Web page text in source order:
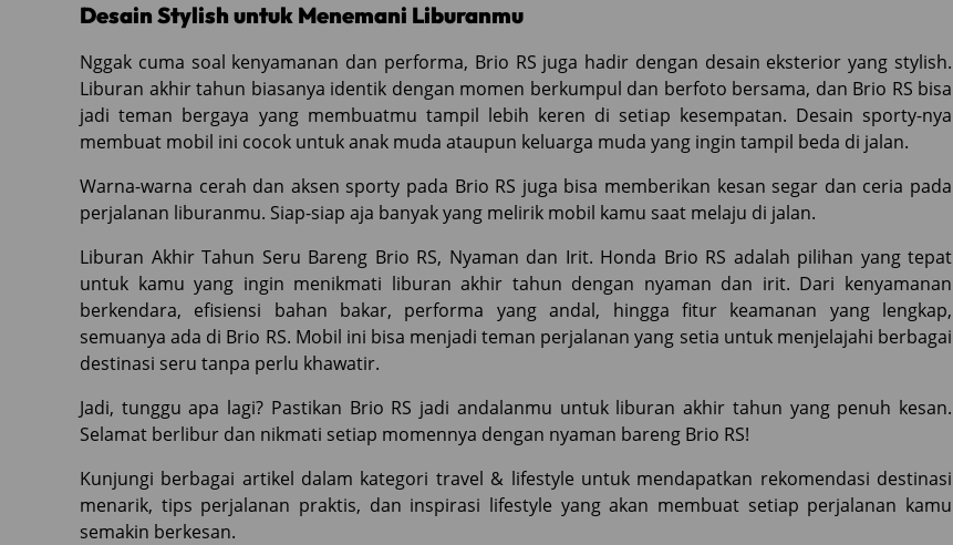
Desain Stylish untuk Menemani Liburanmu
Nggak cuma soal kenyamanan dan performa, Brio RS juga hadir dengan desain eksterior yang stylish.
Liburan akhir tahun biasanya identik dengan momen berkumpul dan berfoto bersama, dan Brio RS bisa
jadi teman bergaya yang membuatmu tampil lebih keren di setiap kesempatan. Desain sporty-nya
membuat mobil ini cocok untuk anak muda ataupun keluarga muda yang ingin tampil beda di jalan.
Warna-warna cerah dan aksen sporty pada Brio RS juga bisa memberikan kesan segar dan ceria pada
perjalanan liburanmu. Siap-siap aja banyak yang melirik mobil kamu saat melaju di jalan.
Liburan Akhir Tahun Seru Bareng Brio RS, Nyaman dan Irit. Honda Brio RS adalah pilihan yang tepat
untuk kamu yang ingin menikmati liburan akhir tahun dengan nyaman dan irit. Dari kenyamanan
berkendara, efisiensi bahan bakar, performa yang andal, hingga fitur keamanan yang lengkap,
semuanya ada di Brio RS. Mobil ini bisa menjadi teman perjalanan yang setia untuk menjelajahi berbagai
destinasi seru tanpa perlu khawatir.
Jadi, tunggu apa lagi? Pastikan Brio RS jadi andalanmu untuk liburan akhir tahun yang penuh kesan.
Selamat berlibur dan nikmati setiap momennya dengan nyaman bareng Brio RS!
Kunjungi berbagai artikel dalam kategori travel & lifestyle untuk mendapatkan rekomendasi destinasi
menarik, tips perjalanan praktis, dan inspirasi lifestyle yang akan membuat setiap perjalanan kamu
semakin berkesan.